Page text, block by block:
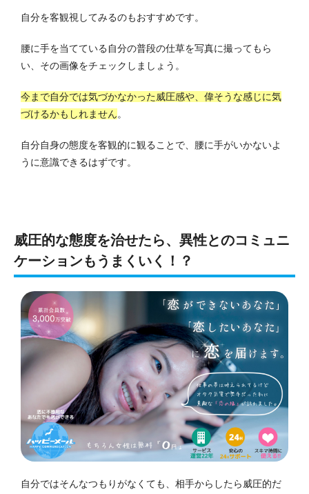
自分を客観視してみるのもおすすめです。
腰に手を当てている自分の普段の仕草を写真に撮ってもら
い、その画像をチェックしましょう。
今まで自分では気づかなかった威圧感や、偉そうな感じに気
づけるかもしれません。
自分自身の態度を客観的に観ることで、腰に手がいかないよ
うに意識できるはずです。
威圧的な態度を治せたら、異性とのコミュニ
ケーションもうまくいく！？
自分ではそんなつもりがなくても、相手からしたら威圧的だ